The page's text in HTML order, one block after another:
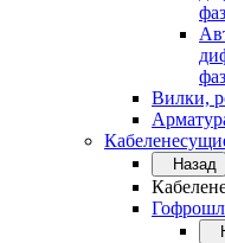
Вилки,
Назад